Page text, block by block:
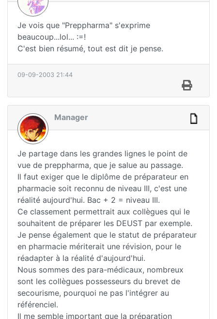
Je vois que "Preppharma" s'exprime
beaucoup...lol... :=!
C'est bien résumé, tout est dit je pense.
09-09-2003 21:44
Manager
Je partage dans les grandes lignes le point de
vue de preppharma, que je salue au passage.
Il faut exiger que le diplôme de préparateur en
pharmacie soit reconnu de niveau III, c'est une
réalité aujourd'hui. Bac + 2 = niveau III.
Ce classement permettrait aux collègues qui le
souhaitent de préparer les DEUST par exemple.
Je pense également que le statut de préparateur
en pharmacie mériterait une révision, pour le
réadapter à la réalité d'aujourd'hui.
Nous sommes des para-médicaux, nombreux
sont les collègues possesseurs du brevet de
secourisme, pourquoi ne pas l'intégrer au
référenciel.
Il me semble important que la préparation